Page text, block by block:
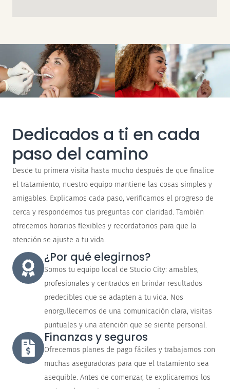
Dedicados a ti en cada
paso del camino
Desde tu primera visita hasta mucho después de que finalice
el tratamiento, nuestro equipo mantiene las cosas simples y
amigables. Explicamos cada paso, verificamos el progreso de
cerca y respondemos tus preguntas con claridad. También
ofrecemos horarios flexibles y recordatorios para que la
atención se ajuste a tu vida.
¿Por qué elegirnos?
Somos tu equipo local de Studio City: amables,
profesionales y centrados en brindar resultados
predecibles que se adapten a tu vida. Nos
enorgullecemos de una comunicación clara, visitas
puntuales y una atención que se siente personal.
Finanzas y seguros
Ofrecemos planes de pago fáciles y trabajamos con
muchas aseguradoras para que el tratamiento sea
asequible. Antes de comenzar, te explicaremos los